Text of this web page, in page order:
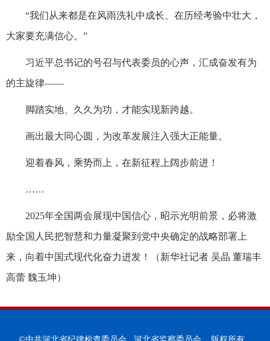
“我们从来都是在风雨洗礼中成长、在历经考验中壮大，
大家要充满信心。”
习近平总书记的号召与代表委员的心声，汇成奋发有为
的主旋律——
脚踏实地、久久为功，才能实现新跨越。
画出最大同心圆，为改革发展注入强大正能量。
迎着春风，乘势而上，在新征程上阔步前进！
……
2025年全国两会展现中国信心，昭示光明前景，必将激
励全国人民把智慧和力量凝聚到党中央确定的战略部署上
来，向着中国式现代化奋力进发！（新华社记者 吴晶 董瑞丰
高蕾 魏玉坤）